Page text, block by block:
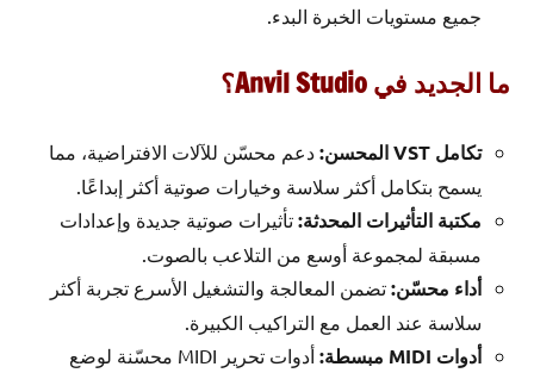
جميع مستويات الخبرة البدء.
ما الجديد في Anvil Studio؟
تكامل VST المحسن:
دعم محسّن للآلات الافتراضية، مما
يسمح بتكامل أكثر سلاسة وخيارات صوتية أكثر إبداعًا.
مكتبة التأثيرات المحدثة: تأثيرات صوتية جديدة وإعدادات
مسبقة لمجموعة أوسع من التلاعب بالصوت.
أداء محسّن: تضمن المعالجة والتشغيل الأسرع تجربة أكثر
سلاسة عند العمل مع التراكيب الكبيرة.
أدوات MIDI مبسطة: أدوات تحرير MIDI محسّنة لوضع